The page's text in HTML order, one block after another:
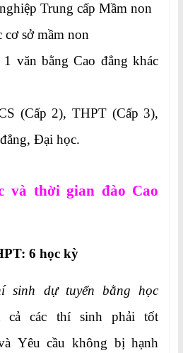
Trung cấp Mầm non
cơ sở mầm non
văn bằng Cao đẳng khác
(Cấp 2), THPT (Cấp 3),
Đại học.
và thời gian đào Cao
6 học kỳ
sinh dự tuyển bằng học
cả các thí sinh phải tốt
Yêu cầu không bị hạnh